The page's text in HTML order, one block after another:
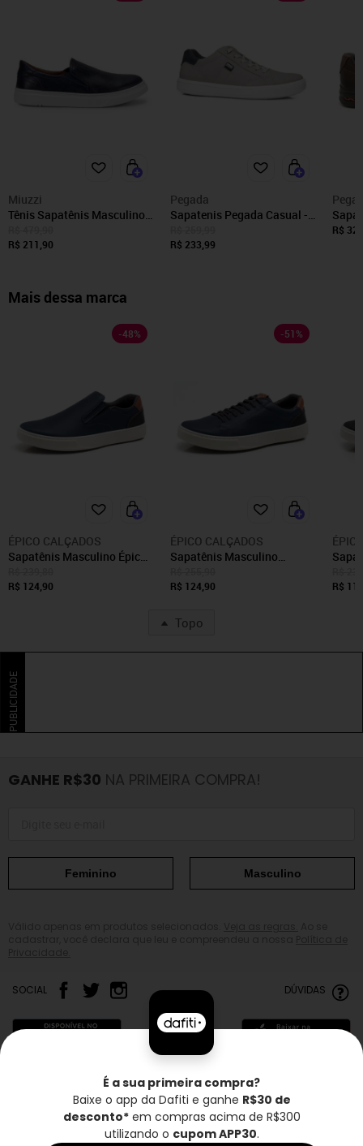
Miuzzi
Tênis Sapatênis Masculino
Miuzzi Flat Baixo
R$ 211,90
Pegada
Sapatenis Pegada Casual -
R$ 233,99
R$
Mais dessa marca
-48%
ÉPICO CALÇADOS
Sapatênis Masculino Épico
R$ 124,90
-51 %
ÉPICO CALÇADOS
Sapatênis Masculino
R$ 124,90
R$
Topo
PUBLICIDADE
GANHE R$30 NA PRIMEIRA COMPRA!
Feminino Masculino
SOCIAL DÚVIDAS
Frete grátis* Troca grátis Entrega rápida
É a sua primeira compra?
Baixe o app da Dafiti e ganhe R$30 de
desconto*em compras acima de R$300
utilizando o cupom APP30.